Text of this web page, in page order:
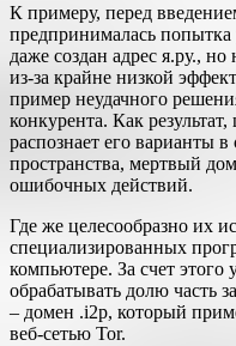
К примеру, перед
предпринималась
даже создан адрес я.ру.,
из-за крайне низкой
пример неудачного
конкурента. Как
распознает его варианты
пространства, мертвый
ошибочных действий.
Где же целесообразно их
специализированных
компьютере. За счет этого
обрабатывать долю часть
– домен .i2p, который
веб-сетью Tor.